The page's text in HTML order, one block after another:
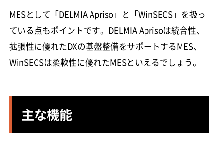
MESとして「DELMIA Apriso」と「WinSECS」を扱っ
ている点もポイントです。DELMIA Aprisoは統合性、
拡張性に優れたDXの基盤整備をサポートするMES、
WinSECSは柔軟性に優れたMESといえるでしょう。
主な機能